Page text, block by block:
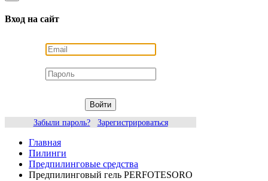
Вход на сайт
Войти
Забыли пароль?
Зарегистрироваться
Главная
Пилинги
Предпилинговые средства
Предпилинговый гель PERFOTESORO